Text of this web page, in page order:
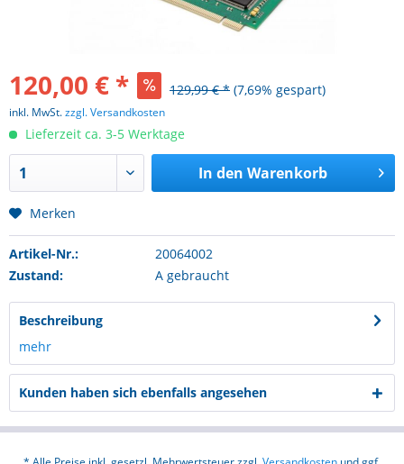
120,00 € * 129,99 € * (7,69% gespart)
inkl. MwSt.zzgl. Versandkosten
Lieferzeit ca. 3-5 Werktage
In den Warenkorb
Merken
Artikel-Nr.:
20064002
Zustand:
A gebraucht
Beschreibung
mehr
Kunden haben sich ebenfalls angesehen